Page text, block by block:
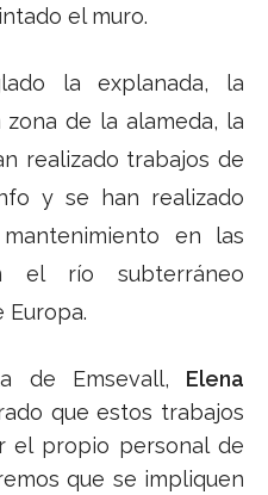
el muro.
la explanada, la
de la alameda, la
realizado trabajos de
y se han realizado
en las
el río subterráneo
Europa.
de Emsevall, Elena
que estos trabajos
el propio personal de
que se impliquen